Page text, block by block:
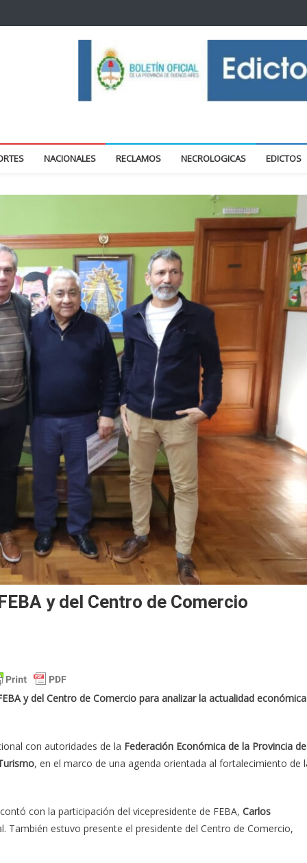
NACIONALES RECLAMOS NECROLOGICAS EDICTOS
y del Centro de Comercio
y del Centro de Comercio para analizar la actualidad
con autoridades de la Federación Económica de la Provincia de
, en el marco de una agenda orientada al fortalecimiento de
con la participación del vicepresidente de FEBA, Carlos
También estuvo presente el presidente del Centro de Comercio,